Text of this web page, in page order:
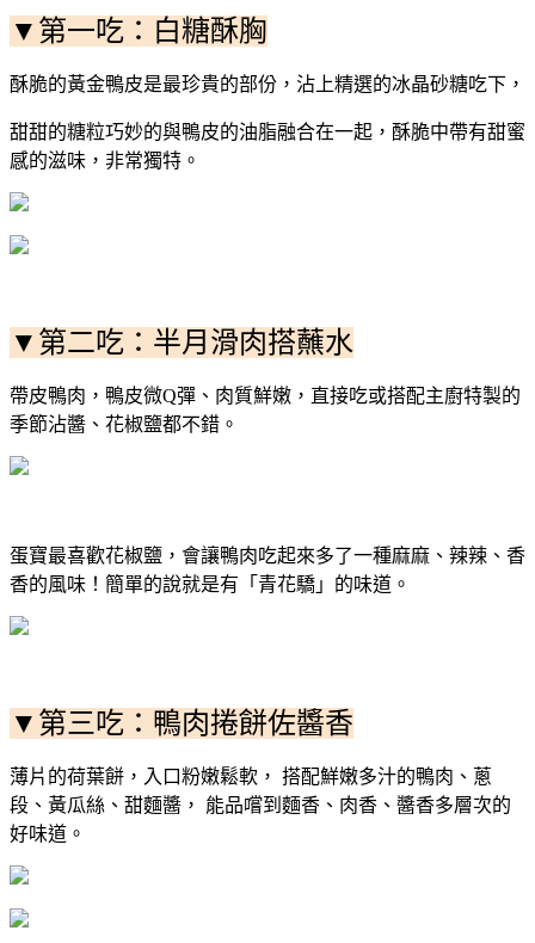
▼第一吃：白糖酥胸
酥脆的黃金鴨皮是最珍貴的部份，沾上精選的冰晶砂糖吃下，
甜甜的糖粒巧妙的與鴨皮的油脂融合在一起，酥脆中帶有甜蜜
感的滋味，非常獨特。
▼第二吃：半月滑肉搭蘸水
帶皮鴨肉，鴨皮微Q彈、肉質鮮嫩，直接吃或搭配主廚特製的
季節沾醬、花椒鹽都不錯。
蛋寶最喜歡花椒鹽， 會讓鴨肉吃起來多了一種麻麻、辣辣、香
香的風味！ 簡單的說就是有「青花驕」的味道。
▼第三吃：鴨肉捲餅佐醬香
薄片的荷葉餅，入口粉嫩鬆軟， 搭配鮮嫩多汁的鴨肉、蔥
段、黃瓜絲、甜麵醬， 能品嚐到麵香、肉香、醬香多層次的
好味道。